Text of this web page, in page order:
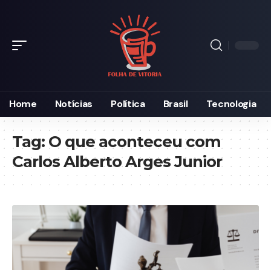
Home Notícias Política Brasil Tecnologia
Tag: O que aconteceu com
Carlos Alberto Arges Junior